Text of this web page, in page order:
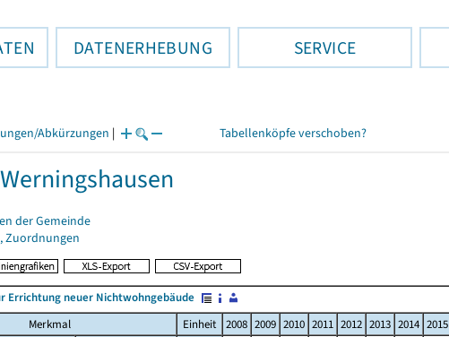
DATENERHEBUNG SERVICE
Abkürzungen | Tabellenköpfe verschoben?
der Gemeinde
Zuordnungen
Errichtung neuer Nichtwohngebäude
Merkmal
Einheit 2008 2009 2010 2011 2012 2013 2014 2015